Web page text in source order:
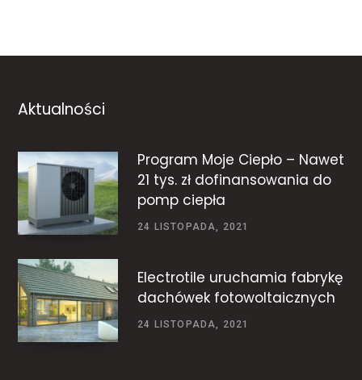
Aktualności
Program Moje Ciepło – Nawet
21 tys. zł dofinansowania do
pomp ciepła
24 LISTOPADA, 2021
Electrotile uruchamia fabrykę
dachówek fotowoltaicznych
24 LISTOPADA, 2021